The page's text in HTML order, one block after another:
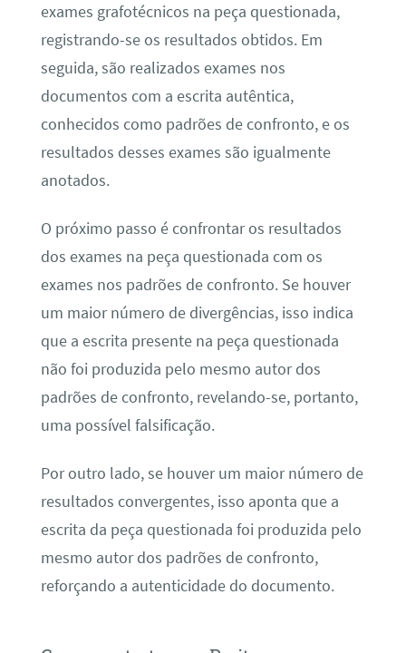
exames grafotécnicos na peça questionada,
registrando-se os resultados obtidos. Em
seguida, são realizados exames nos
documentos com a escrita autêntica,
conhecidos como padrões de confronto, e os
resultados desses exames são igualmente
anotados.
O próximo passo é confrontar os resultados
dos exames na peça questionada com os
exames nos padrões de confronto. Se houver
um maior número de divergências, isso indica
que a escrita presente na peça questionada
não foi produzida pelo mesmo autor dos
padrões de confronto, revelando-se, portanto,
uma possível falsificação.
Por outro lado, se houver um maior número de
resultados convergentes, isso aponta que a
escrita da peça questionada foi produzida pelo
mesmo autor dos padrões de confronto,
reforçando a autenticidade do documento.